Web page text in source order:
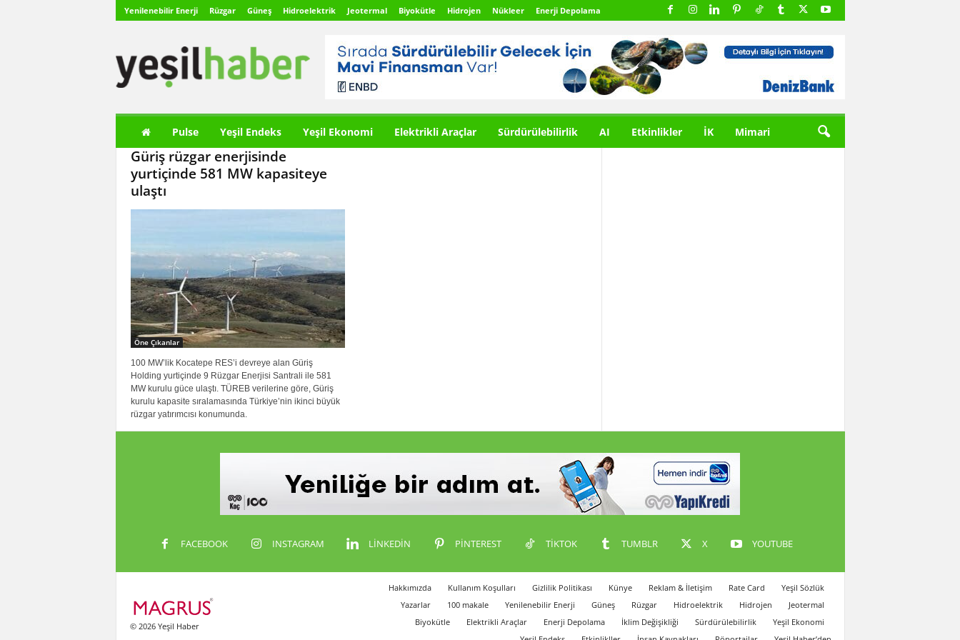
Yenilenebilir Enerji Rüzgar Güneş Hidroelektrik Jeotermal Biyokütle Hidrojen Nükleer Enerji Depolama
ş
Pulse Yeşil Endeks Yeşil Ekonomi Elektrikli Araçlar Sürdürülebilirlik AI Etkinlikler İK Mimari
Güriş rüzgar enerjisinde
yurtiçinde 581 MW kapasiteye
ulaştı
Öne Çıkanlar
100 MW’lik Kocatepe RES’i devreye alan Güriş
Holding yurtiçinde 9 Rüzgar Enerjisi Santrali ile 581
MW kurulu güce ulaştı. TÜREB verilerine göre, Güriş
kurulu kapasite sıralamasında Türkiye’nin ikinci büyük
rüzgar yatırımcısı konumunda.
FACEBOOK INSTAGRAM LINKEDIN PINTEREST TIKTOK TUMBLR X YOUTUBE
Hakkımızda Kullanım Koşulları Gizlilik Politikası Künye Reklam & İletişim Rate Card
Yeşil Sözlük
Yazarlar
100 makale Yenilenebilir Enerji Güneş Rüzgar Hidroelektrik Hidrojen
Jeotermal
Biyokütle
Elektrikli Araçlar Enerji Depolama İklim Değişikliği Sürdürülebilirlik
Yeşil Ekonomi
© 2026 Yeşil Haber